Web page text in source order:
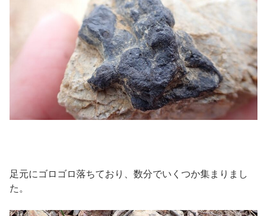
足元にゴロゴロ落ちており、数分でいくつか集まりまし
た。